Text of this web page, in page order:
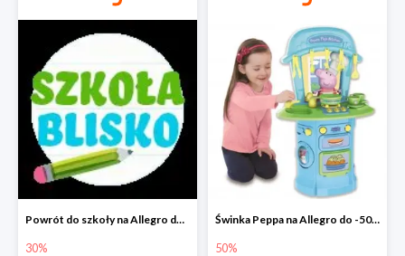
Powrót do szkoły na Allegro do -30%
30%
Świnka Peppa na Allegro do -50%
50%